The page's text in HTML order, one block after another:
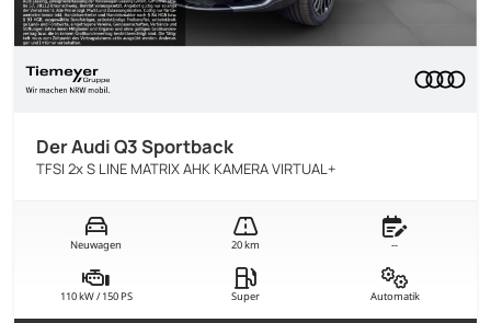
Der Audi Q3 Sportback
TFSI 2x S LINE MATRIX AHK KAMERA VIRTUAL+
Neuwagen 20 km --
110 kW / 150 PS Super Automatik